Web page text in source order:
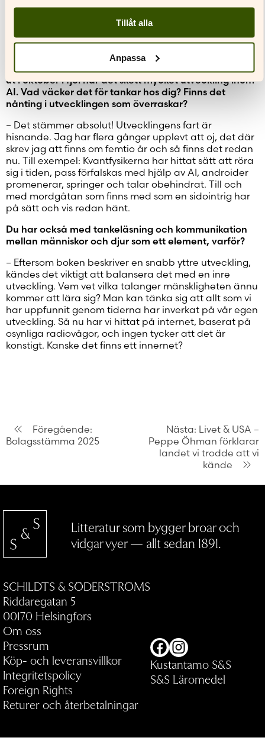
Tillåt alla
Anpassa
göra vår egen tid begripligare. Allt jag beskriver
baserar sig på det som redan finns, som en bro som är
ritad men ännu inte byggd.
Din trilogi handlar mycket om gränsen mellan
människa och maskin. Sedan del ett, Infiltrerad
ut i oktober i fjolhar det skett mycket utveckling inom
AI. Vad väcker det för tankar hos dig? Finns det
nånting i utvecklingen som överraskar?
– Det stämmer absolut! Utvecklingens fart är
hisnande. Jag har flera gånger upplevt att oj, det där
skrev jag att finns om femtio år och så finns det redan
nu. Till exempel: Kvantfysikerna har hittat sätt att röra
sig i tiden, pass förfalskas med hjälp av AI, androider
promenerar, springer och talar obehindrat. Till och
med mordgåtan som finns med som en sidointrig har
på sätt och vis redan hänt.
Du har också med tankeläsning och kommunikation
mellan människor och djur som ett element, varför?
– Eftersom boken beskriver en snabb yttre utveckling,
kändes det viktigt att balansera det med en inre
utveckling. Vem vet vilka talanger mänskligheten ännu
kommer att lära sig? Man kan tänka sig att allt som vi
har uppfunnit genom tiderna har inverkat på vår egen
utveckling. Så nu har vi hittat på internet, baserat på
osynliga radiovågor, och ingen tycker att det är
konstigt. Kanske det finns ett innernet?
Inläggsnavigering
Föregående:
Bolagsstämma 2025
Nästa: Livet & USA –
Peppe Öhman förklarar
landet vi trodde att vi
kände
Litteratur som bygger broar och
vidgar vyer — allt sedan 1891.
SCHILDTS & SÖDERSTRÖMS
Riddaregatan 5
00170 Helsingfors
Om oss
Pressrum
Köp- och leveransvillkor
Integritetspolicy
Foreign Rights
Returer och återbetalningar
Facebook
Instagram
Kustantamo S&S
S&S Läromedel